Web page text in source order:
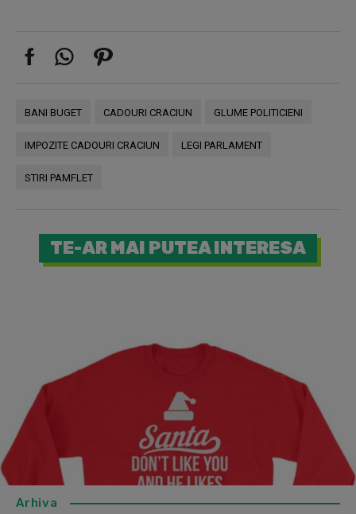
BANI BUGET CADOURI CRACIUN GLUME POLITICIENI
IMPOZITE CADOURI CRACIUN LEGI PARLAMENT
STIRI PAMFLET
TE-AR MAI PUTEA INTERESA
Arhiva